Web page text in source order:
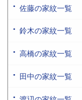
佐藤の家紋一覧
鈴木の家紋一覧
高橋の家紋一覧
田中の家紋一覧